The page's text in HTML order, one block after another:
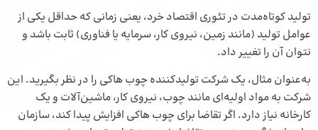
تولید کوتاه‌مدت در تئوری اقتصاد خرد، یعنی زمانی که حداقل یکی از
عوامل تولید (مانند زمین، نیروی کار، سرمایه یا فناوری) ثابت باشد و
نتوان آن را تغییر داد.
به‌عنوان مثال، یک شرکت تولیدکننده چوب هاکی را در نظر بگیرید. این
شرکت به مواد اولیه‌ای مانند چوب، نیروی کار، ماشین‌آلات و یک
کارخانه نیاز دارد. اگر تقاضا برای چوب هاکی افزایش پیدا کند، سازمان